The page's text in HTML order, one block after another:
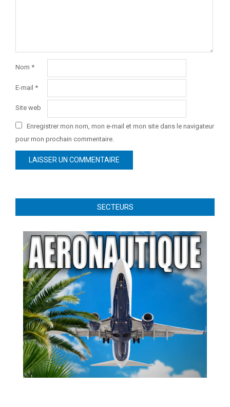
Nom *
E-mail *
Site web
Enregistrer mon nom, mon e-mail et mon site dans le navigateur
pour mon prochain commentaire.
SECTEURS